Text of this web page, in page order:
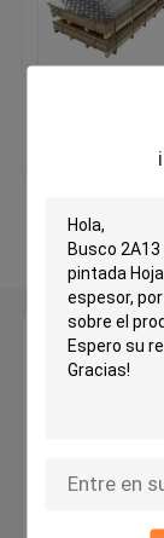
Hojas de
Tubería de
Envase de
Barra de
Perfil de
Aleación de